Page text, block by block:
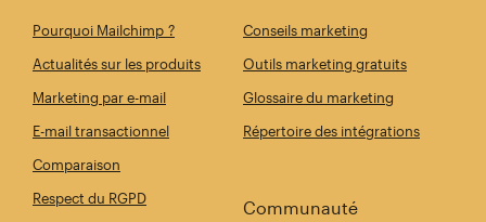
Pourquoi Mailchimp ?
Actualités sur les produits
Marketing par e-mail
E-mail transactionnel
Comparaison
Respect du RGPD
Conseils marketing
Outils marketing gratuits
Glossaire du marketing
Répertoire des intégrations
Communauté